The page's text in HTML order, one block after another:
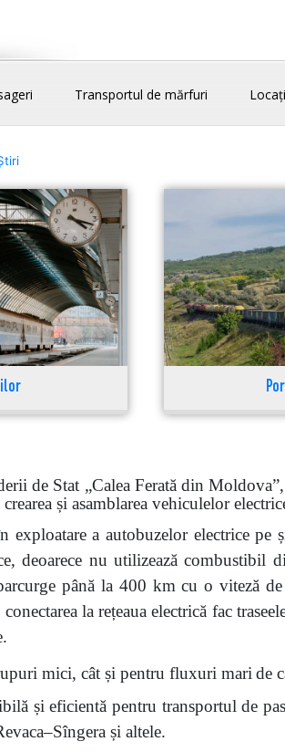
Transportul de mărfuri
Stat „Calea Ferată din Moldova”,
și asamblarea vehiculelor
a autobuzelor electrice pe
deoarece nu utilizează combustibil
până la 400 km cu o viteză
la rețeaua electrică fac
mici, cât și pentru fluxuri maride
și eficientă pentru transportul de
și altele.